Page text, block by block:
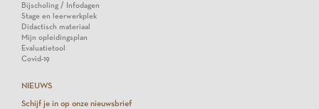
Bijscholing / Infodagen
Stage en leerwerkplek
Didactisch materiaal
Mijn opleidingsplan
Evaluatietool
Covid-19
NIEUWS
Schijf je in op onze nieuwsbrief